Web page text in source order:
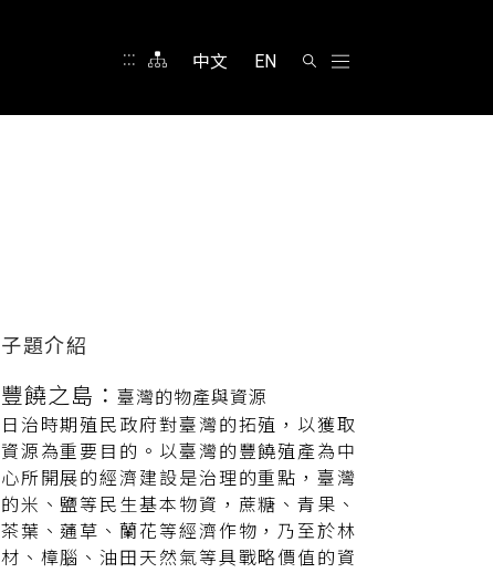
::: 中文 EN
豐饒之島： 臺灣的物產與資源
日治時期殖民政府對臺灣的拓殖，以獲取
資源為重要目的。以臺灣的豐饒殖產為中
心所開展的經濟建設是治理的重點，臺灣
的米、鹽等民生基本物資，蔗糖、青果、
茶葉、蓪草、蘭花等經濟作物，乃至於林
材、樟腦、油田天然氣等具戰略價值的資